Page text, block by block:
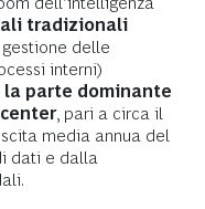
tradizionali
delle
interni)
parte dominante
, pari a circa il
media annua del
dati e dalla